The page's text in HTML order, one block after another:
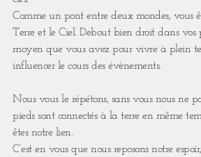
Comme un pont entre deux mondes, vous
Terre et le Ciel. Debout bien droit dans vos
moyen que vous avez pour vivre à plein
influencer le cours des évènements.
Nous vous le répétons, sans vous nous ne
pieds sont connectés à la terre en même
êtes notre lien.
C’est en vous que nous reposons notre